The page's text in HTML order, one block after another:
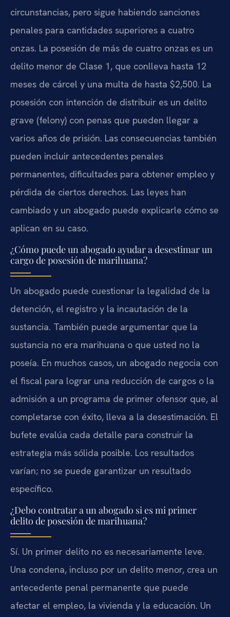
circunstancias, pero sigue habiendo sanciones
penales para cantidades superiores a cuatro
onzas. La posesión de más de cuatro onzas es un
delito menor de Clase 1, que conlleva hasta 12
meses de cárcel y una multa de hasta $2,500. La
posesión con intención de distribuir es un delito
grave (felony) con penas que pueden llegar a
varios años de prisión. Las consecuencias también
pueden incluir antecedentes penales
permanentes, dificultades para obtener empleo y
pérdida de ciertos derechos. Las leyes han
cambiado y un abogado puede explicarle cómo se
aplican en su caso.
¿Cómo puede un abogado ayudar a desestimar un
cargo de posesión de marihuana?
Un abogado puede cuestionar la legalidad de la
detención, el registro y la incautación de la
sustancia. También puede argumentar que la
sustancia no era marihuana o que usted no la
poseía. En muchos casos, un abogado negocia con
el fiscal para lograr una reducción de cargos o la
admisión a un programa de primer ofensor que, al
completarse con éxito, lleva a la desestimación. El
bufete evalúa cada detalle para construir la
estrategia más sólida posible. Los resultados
varían; no se puede garantizar un resultado
específico.
¿Debo contratar a un abogado si es mi primer
delito de posesión de marihuana?
Sí. Un primer delito no es necesariamente leve.
Una condena, incluso por un delito menor, crea un
antecedente penal permanente que puede
afectar el empleo, la vivienda y la educación. Un